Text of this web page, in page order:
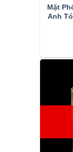
Mặt
Anh